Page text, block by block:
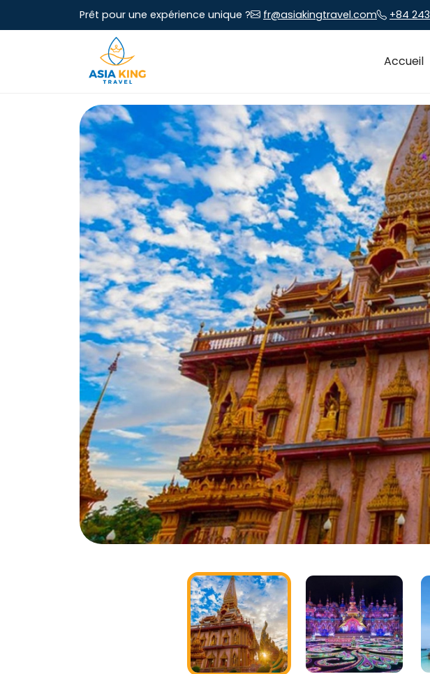
Prêt pour une expérience unique ? fr@asiakingtravel.com +84 243
Accueil